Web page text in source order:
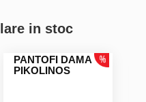
in stoc
PANTOFI DAMA
PIKOLINOS